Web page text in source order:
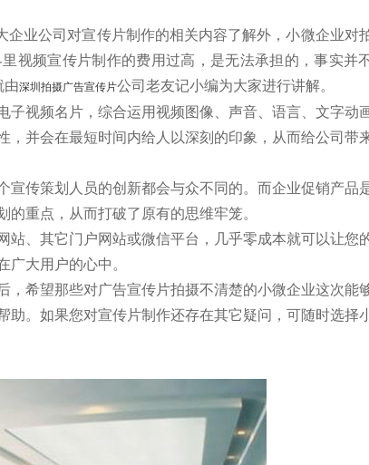
公司对宣传片制作的相关内容了解外，小微企业对
视频宣传片制作的费用过高，是无法承担的，事实并
由深圳拍摄广告宣传片公司老友记小编为大家进行讲解。
频名片，综合运用视频图像、声音、语言、文字动
，并会在最短时间内给人以深刻的印象，从而给公司带
策划人员的创新都会与众不同的。而企业促销产品
重点，从而打破了原有的思维牢笼。
其它门户网站或微信平台，几乎零成本就可以让您
广大用户的心中。
望那些对广告宣传片拍摄不清楚的小微企业这次能
。如果您对宣传片制作还存在其它疑问，可随时选择